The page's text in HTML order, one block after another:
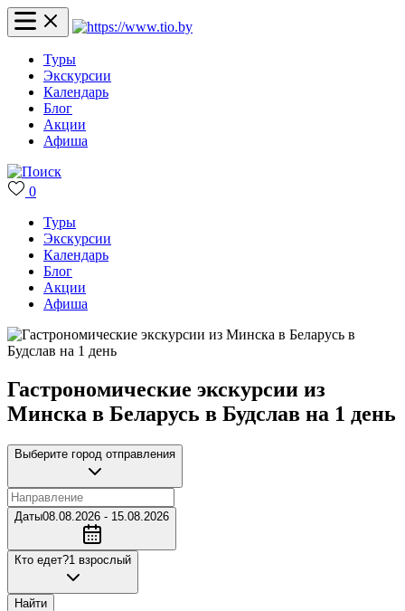
Туры
Экскурсии
Календарь
Блог
Акции
Афиша
0
Туры
Экскурсии
Календарь
Блог
Акции
Афиша
Гастрономические экскурсии из
Минска в Беларусь в Будслав на 1 день
Выберите город отправления
Даты08.08.2026 - 15.08.2026
Кто едет?1 взрослый
Найти